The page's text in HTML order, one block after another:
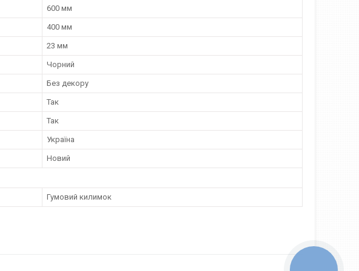
600 мм
400 мм
23 мм
Чорний
Без декору
Так
Так
Україна
Новий
Гумовий килимок